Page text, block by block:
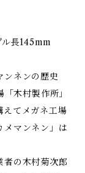
長145mm
ンネンの歴史
木村製作所」
えてメガネ工場
メマンネン」は
者の木村菊次郎